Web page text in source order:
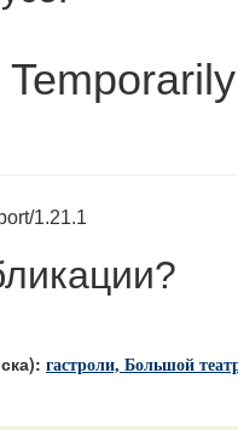
1.21.1
?
гастроли, Большой